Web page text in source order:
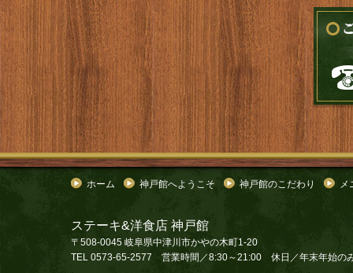
ホーム 神戸館へようこそ 神戸館のこだわり メ
ステーキ&洋食店 神戸館
〒508-0045 岐阜県中津川市かやの木町1-20
TEL 0573-65-2577 営業時間／8:30～21:00 休日／年末年始の